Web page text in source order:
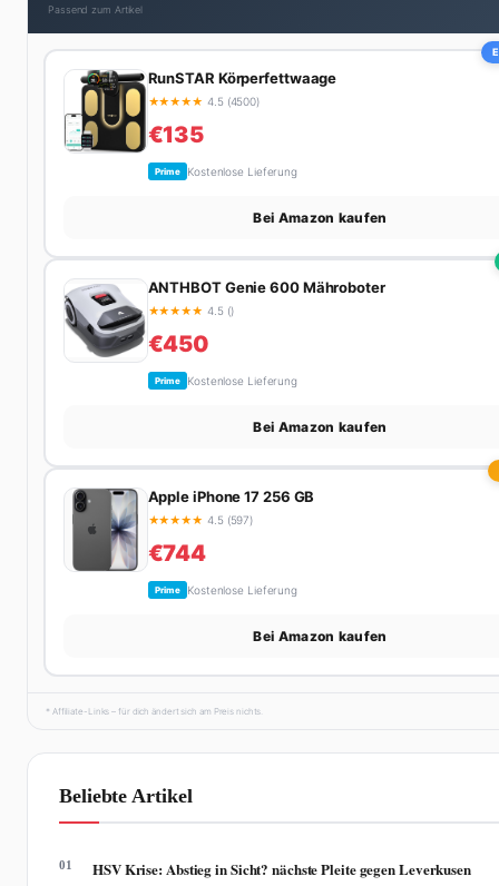
Passend zum Artikel
RunSTAR Körperfettwaage
★★★★★ 4.5 (4500)
€135
Prime Kostenlose Lieferung
Bei Amazon kaufen
ANTHBOT Genie 600 Mähroboter
★★★★★ 4.5 ()
€450
Prime Kostenlose Lieferung
Bei Amazon kaufen
Apple iPhone 17 256 GB
★★★★★ 4.5 (597)
€744
Prime Kostenlose Lieferung
Bei Amazon kaufen
* Affiliate-Links – für dich ändert sich am Preis nichts.
Beliebte Artikel
01 HSV Krise: Abstieg in Sicht? nächste Pleite gegen Leverkusen